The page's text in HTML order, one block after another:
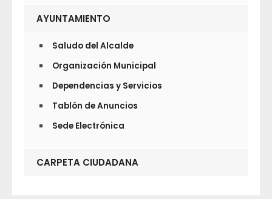
AYUNTAMIENTO
Saludo del Alcalde
Organización Municipal
Dependencias y Servicios
Tablón de Anuncios
Sede Electrónica
CARPETA CIUDADANA